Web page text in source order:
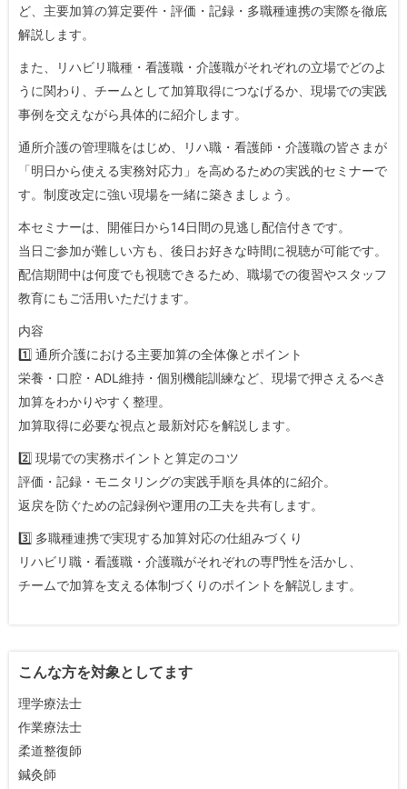
ど、主要加算の算定要件・評価・記録・多職種連携の実際を徹底
解説します。
また、リハビリ職種・看護職・介護職がそれぞれの立場でどのよ
うに関わり、チームとして加算取得につなげるか、現場での実践
事例を交えながら具体的に紹介します。
通所介護の管理職をはじめ、リハ職・看護師・介護職の皆さまが
「明日から使える実務対応力」を高めるための実践的セミナーで
す。制度改定に強い現場を一緒に築きましょう。
本セミナーは、開催日から14日間の見逃し配信付きです。
当日ご参加が難しい方も、後日お好きな時間に視聴が可能です。
配信期間中は何度でも視聴できるため、職場での復習やスタッフ
教育にもご活用いただけます。
内容
1️⃣ 通所介護における主要加算の全体像とポイント
栄養・口腔・ADL維持・個別機能訓練など、現場で押さえるべき
加算をわかりやすく整理。
加算取得に必要な視点と最新対応を解説します。
2️⃣ 現場での実務ポイントと算定のコツ
評価・記録・モニタリングの実践手順を具体的に紹介。
返戻を防ぐための記録例や運用の工夫を共有します。
3️⃣ 多職種連携で実現する加算対応の仕組みづくり
リハビリ職・看護職・介護職がそれぞれの専門性を活かし、
チームで加算を支える体制づくりのポイントを解説します。
こんな方を対象としてます
理学療法士
作業療法士
柔道整復師
鍼灸師